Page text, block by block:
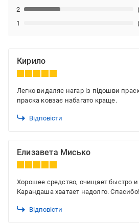
1
2
Кирило
Легко видаляє нагар із підошви
праска ковзає набагато краще.
Відповісти
Елизавета Мисько
Хорошее средство, очищает быстро и
Карандаша хватает надолго. Спасибо!
Відповісти